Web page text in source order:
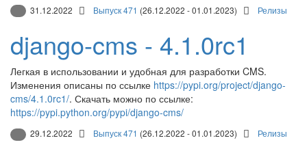
31.12.2022 Выпуск 471 (26.12.2022 - 01.01.2023) Релизы
django-cms - 4.1.0rc1
Легкая в использовании и удобная для разработки CMS.
Изменения описаны по ссылке https://pypi.org/project/django-
cms/4.1.0rc1/. Скачать можно по ссылке:
https://pypi.python.org/pypi/django-cms/
29.12.2022 Выпуск 471 (26.12.2022 - 01.01.2023) Релизы